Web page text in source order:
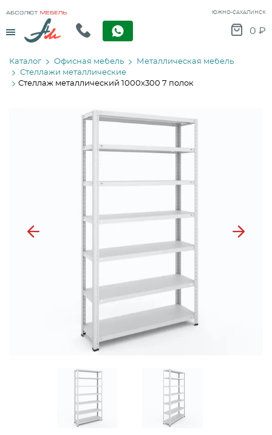
Menu
ЮЖНО-САХАЛИНСК
0 ₽
Каталог Офисная мебель
Металлическая мебель
Стеллажи металлические
Стеллаж металлический 1000х300 7 полок
Previous